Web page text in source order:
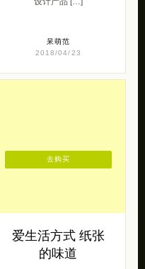
呆萌范
2018/04/23
爱生活方式 纸张
的味道
去购买